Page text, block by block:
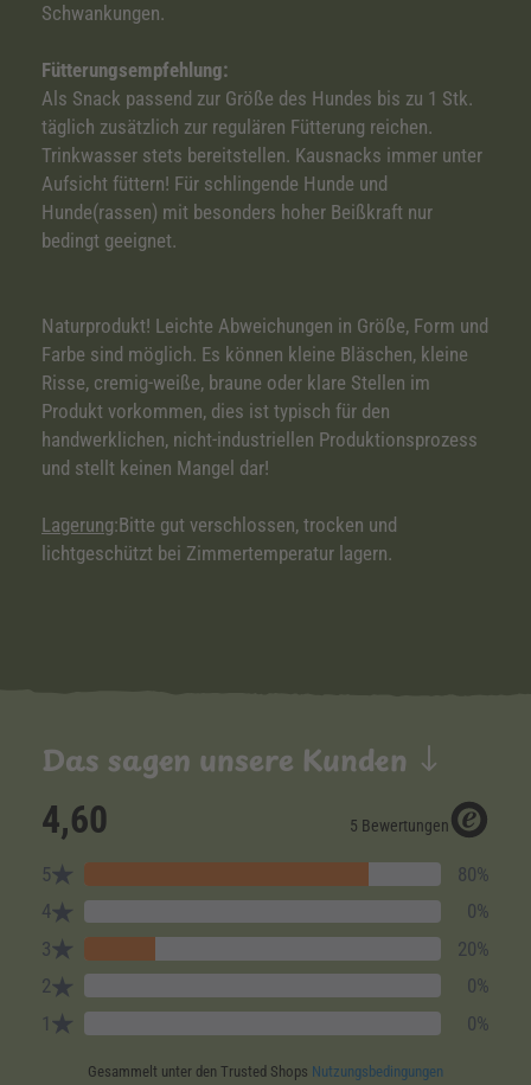
Schwankungen.
Fütterungsempfehlung:
Als Snack passend zur Größe des Hundes bis zu 1 Stk.
täglich zusätzlich zur regulären Fütterung reichen.
Trinkwasser stets bereitstellen. Kausnacks immer unter
Aufsicht füttern! Für schlingende Hunde und
Hunde(rassen) mit besonders hoher Beißkraft nur
bedingt geeignet.
Naturprodukt! Leichte Abweichungen in Größe, Form und
Farbe sind möglich. Es können kleine Bläschen, kleine
Risse, cremig-weiße, braune oder klare Stellen im
Produkt vorkommen, dies ist typisch für den
handwerklichen, nicht-industriellen Produktionsprozess
und stellt keinen Mangel dar!
Lagerung:Bitte gut verschlossen, trocken und
lichtgeschützt bei Zimmertemperatur lagern.
Das sagen unsere Kunden